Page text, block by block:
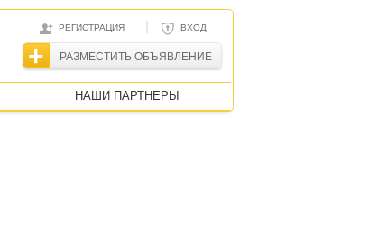
РЕГИСТРАЦИЯ | ВХОД
РАЗМЕСТИТЬ ОБЪЯВЛЕНИЕ
НАШИ ПАРТНЕРЫ